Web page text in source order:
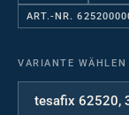
ART.-NR.
VARIANTE WÄHLEN